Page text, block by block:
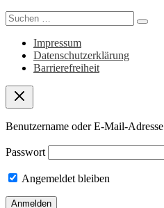
Search
for:
Impressum
Datenschutzerklärung
Barrierefreiheit
Benutzername oder E-Mail-Adresse
Passwort
Angemeldet bleiben